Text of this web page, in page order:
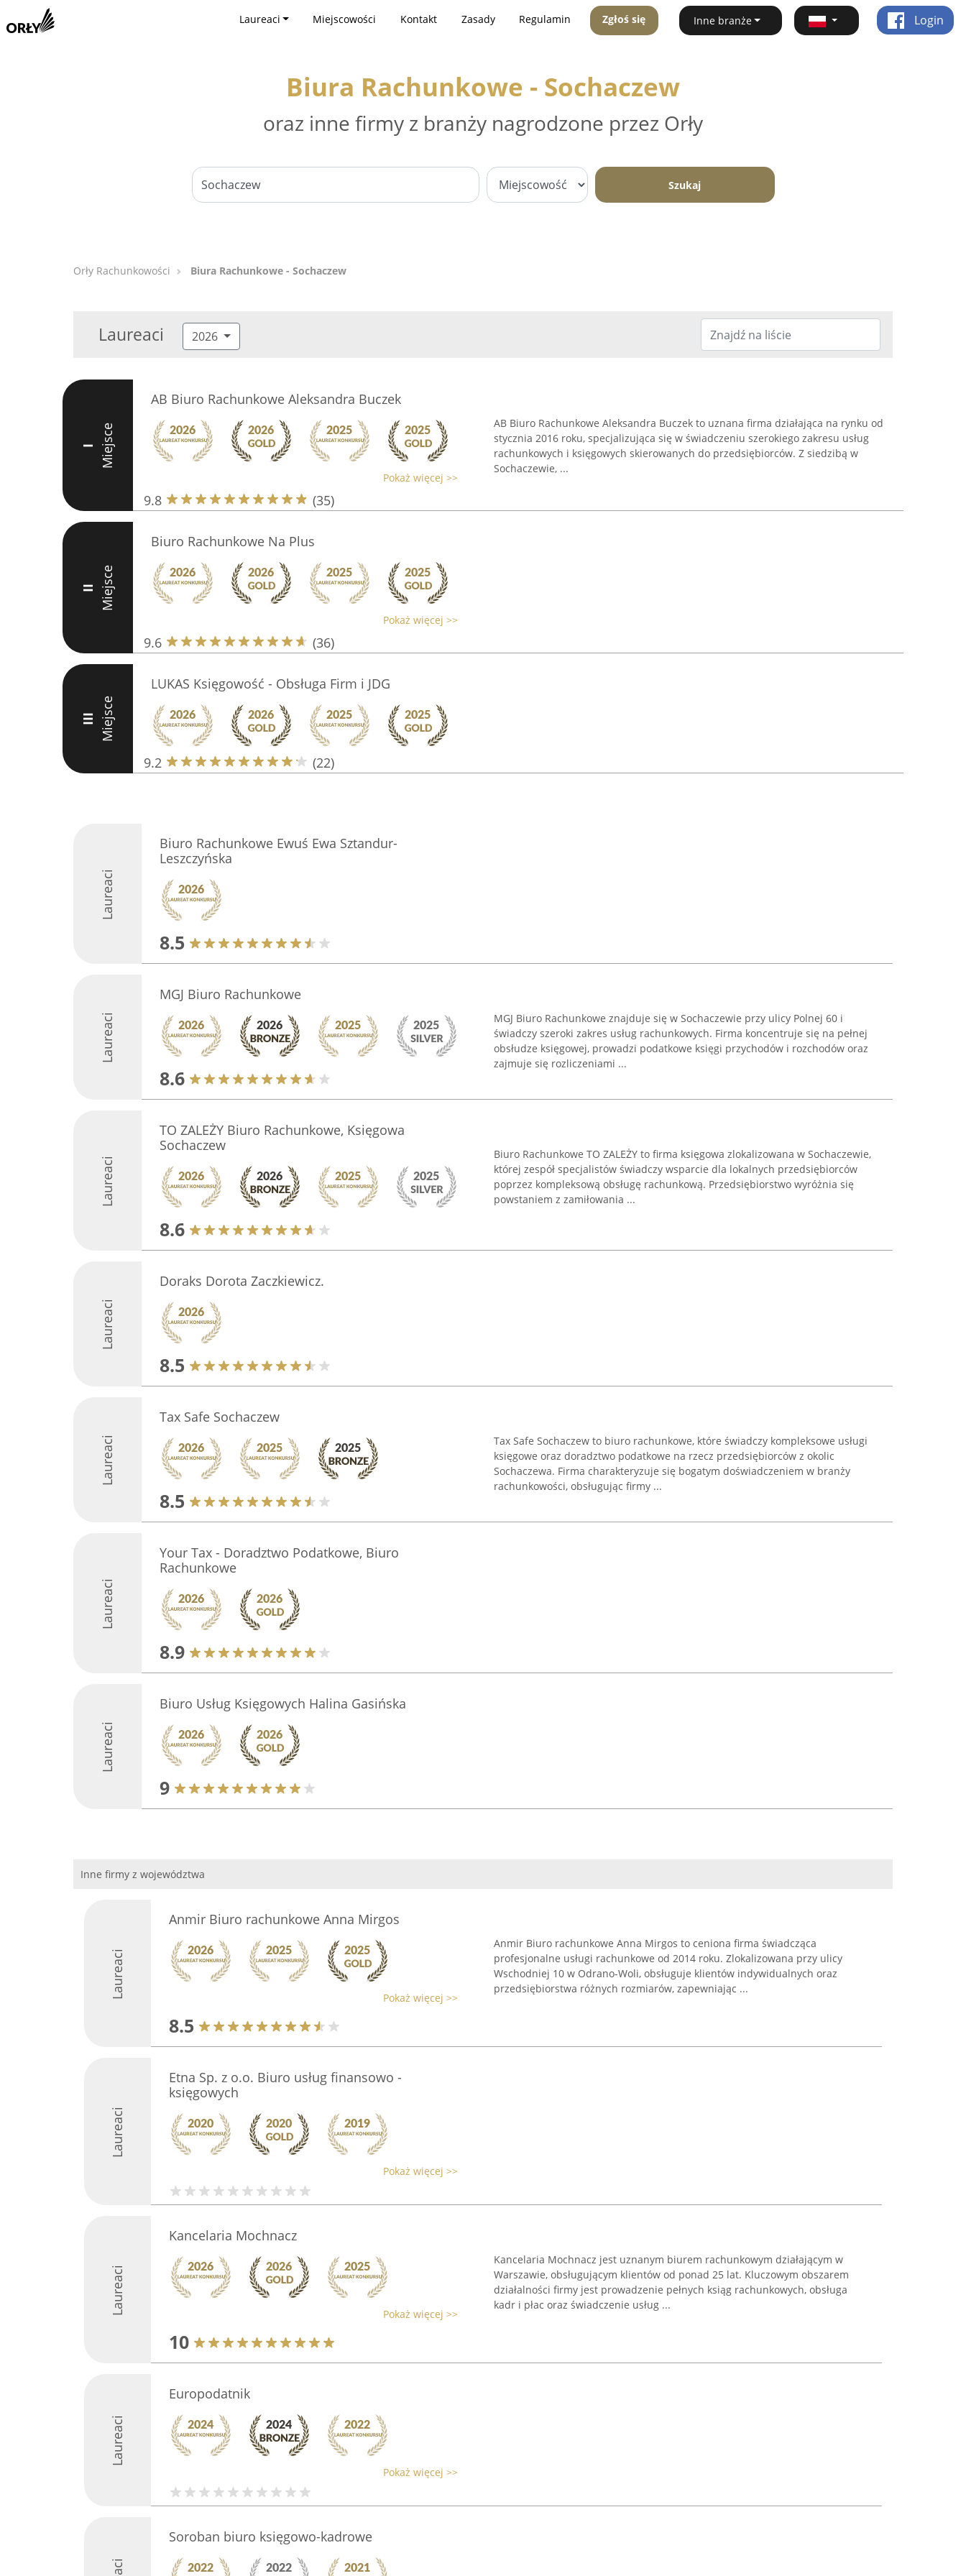
Laureaci Miejscowości Kontakt Zasady Regulamin Zgłoś się Inne branże Login
Biura Rachunkowe - Sochaczew
oraz inne firmy z branży nagrodzone przez Orły
Szukaj
Orły Rachunkowości Biura Rachunkowe - Sochaczew
Laureaci 2026
I Miejsce
AB Biuro Rachunkowe Aleksandra Buczek
Pokaż więcej >>
9.8 (35)
AB Biuro Rachunkowe Aleksandra Buczek to uznana firma działająca na rynku od
stycznia 2016 roku, specjalizująca się w świadczeniu szerokiego zakresu usług
rachunkowych i księgowych skierowanych do przedsiębiorców. Z siedzibą w
Sochaczewie, ...
II Miejsce
Biuro Rachunkowe Na Plus
Pokaż więcej >>
9.6 (36)
III Miejsce
LUKAS Księgowość - Obsługa Firm i JDG
9.2 (22)
Laureaci
Biuro Rachunkowe Ewuś Ewa Sztandur-
Leszczyńska
8.5
Laureaci
MGJ Biuro Rachunkowe
8.6
MGJ Biuro Rachunkowe znajduje się w Sochaczewie przy ulicy Polnej 60 i
świadczy szeroki zakres usług rachunkowych. Firma koncentruje się na pełnej
obsłudze księgowej, prowadzi podatkowe księgi przychodów i rozchodów oraz
zajmuje się rozliczeniami ...
Laureaci
TO ZALEŻY Biuro Rachunkowe, Księgowa
Sochaczew
8.6
Biuro Rachunkowe TO ZALEŻY to firma księgowa zlokalizowana w Sochaczewie,
której zespół specjalistów świadczy wsparcie dla lokalnych przedsiębiorców
poprzez kompleksową obsługę rachunkową. Przedsiębiorstwo wyróżnia się
powstaniem z zamiłowania ...
Laureaci
Doraks Dorota Zaczkiewicz.
8.5
Laureaci
Tax Safe Sochaczew
8.5
Tax Safe Sochaczew to biuro rachunkowe, które świadczy kompleksowe usługi
księgowe oraz doradztwo podatkowe na rzecz przedsiębiorców z okolic
Sochaczewa. Firma charakteryzuje się bogatym doświadczeniem w branży
rachunkowości, obsługując firmy ...
Laureaci
Your Tax - Doradztwo Podatkowe, Biuro
Rachunkowe
8.9
Laureaci
Biuro Usług Księgowych Halina Gasińska
9
Inne firmy z województwa
Laureaci
Anmir Biuro rachunkowe Anna Mirgos
Pokaż więcej >>
8.5
Anmir Biuro rachunkowe Anna Mirgos to ceniona firma świadcząca
profesjonalne usługi rachunkowe od 2014 roku. Zlokalizowana przy ulicy
Wschodniej 10 w Odrano-Woli, obsługuje klientów indywidualnych oraz
przedsiębiorstwa różnych rozmiarów, zapewniając ...
Laureaci
Etna Sp. z o.o. Biuro usług finansowo -
księgowych
Pokaż więcej >>
Laureaci
Kancelaria Mochnacz
Pokaż więcej >>
10
Kancelaria Mochnacz jest uznanym biurem rachunkowym działającym w
Warszawie, obsługującym klientów od ponad 25 lat. Kluczowym obszarem
działalności firmy jest prowadzenie pełnych ksiąg rachunkowych, obsługa
kadr i płac oraz świadczenie usług ...
Laureaci
Europodatnik
Pokaż więcej >>
Soroban biuro księgowo-kadrowe